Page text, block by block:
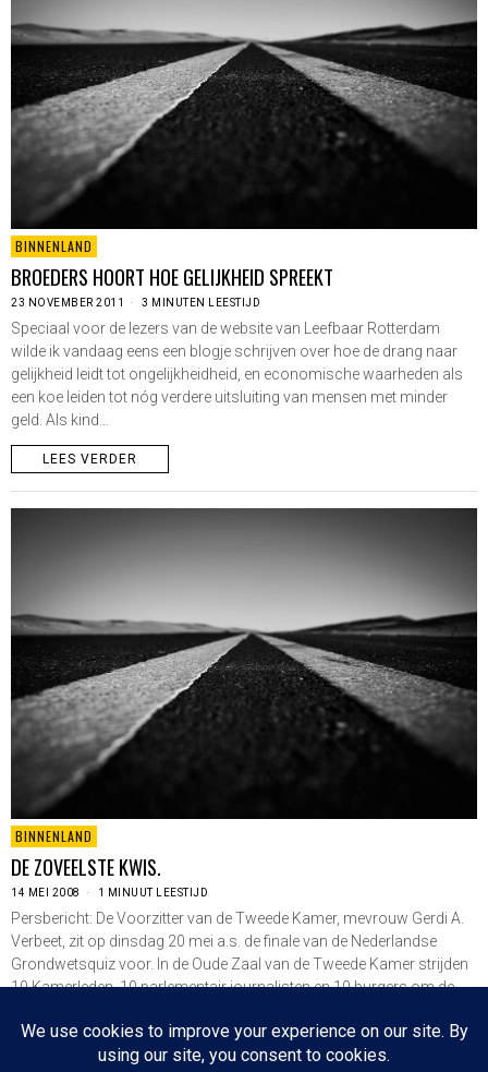
BINNENLAND
BROEDERS HOORT HOE GELIJKHEID SPREEKT
23 NOVEMBER 2011 3 MINUTEN LEESTIJD
Speciaal voor de lezers van de website van Leefbaar Rotterdam
wilde ik vandaag eens een blogje schrijven over hoe de drang naar
gelijkheid leidt tot ongelijkheidheid, en economische waarheden als
een koe leiden tot nóg verdere uitsluiting van mensen met minder
geld. Als kind…
LEES VERDER
BINNENLAND
DE ZOVEELSTE KWIS.
14 MEI 2008 1 MINUUT LEESTIJD
Persbericht: De Voorzitter van de Tweede Kamer, mevrouw Gerdi A.
Verbeet, zit op dinsdag 20 mei a.s. de finale van de Nederlandse
Grondwetsquiz voor. In de Oude Zaal van de Tweede Kamer strijden
10 Kamerleden, 10 parlementair journalisten en 10 burgers om de
LEES VERDER